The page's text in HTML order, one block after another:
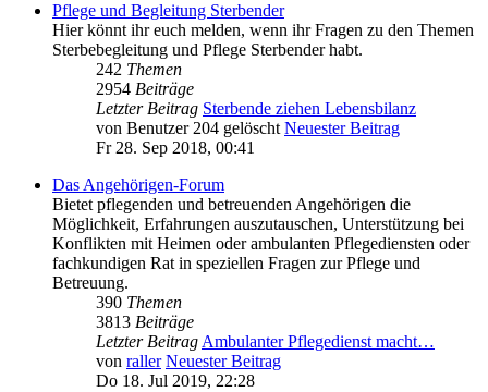
Pflege und Begleitung Sterbender
Hier könnt ihr euch melden, wenn ihr Fragen zu den Themen
Sterbebegleitung und Pflege Sterbender habt.
242 Themen
2954 Beiträge
Letzter Beitrag Sterbende ziehen Lebensbilanz
von Benutzer 204 gelöscht Neuester Beitrag
Fr 28. Sep 2018, 00:41
Das Angehörigen-Forum
Bietet pflegenden und betreuenden Angehörigen die
Möglichkeit, Erfahrungen auszutauschen, Unterstützung bei
Konflikten mit Heimen oder ambulanten Pflegediensten oder
fachkundigen Rat in speziellen Fragen zur Pflege und
Betreuung.
390 Themen
3813 Beiträge
Letzter Beitrag Ambulanter Pflegedienst macht…
von raller Neuester Beitrag
Do 18. Jul 2019, 22:28